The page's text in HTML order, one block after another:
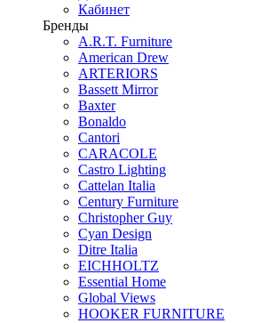
Кабинет
Бренды
A.R.T. Furniture
American Drew
ARTERIORS
Bassett Mirror
Baxter
Bonaldo
Cantori
CARACOLE
Castro Lighting
Cattelan Italia
Century Furniture
Christopher Guy
Cyan Design
Ditre Italia
EICHHOLTZ
Essential Home
Global Views
HOOKER FURNITURE